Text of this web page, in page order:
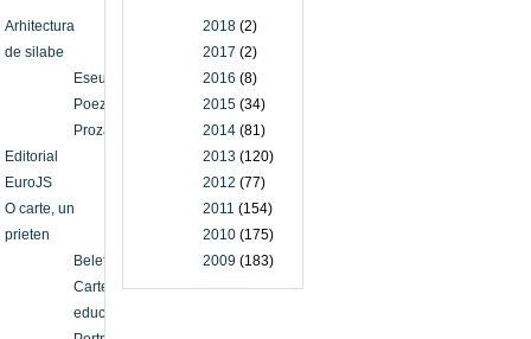
2018 (2)
2017 (2)
2016 (8)
2015 (34)
2014 (81)
2013 (120)
2012 (77)
2011 (154)
2010 (175)
2009 (183)
Arhitectura
de silabe
Eseu
Poezie
Proză
Editorial
EuroJS
O carte, un
prieten
Beletristică
Carte
educațională